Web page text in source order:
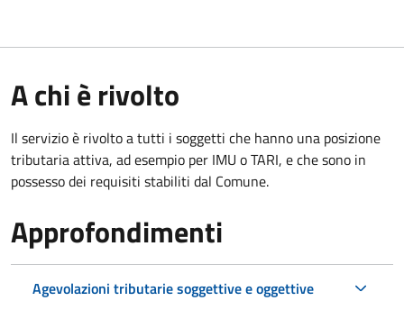
A chi è rivolto
Il servizio è rivolto a tutti i soggetti che hanno una posizione
tributaria attiva, ad esempio per IMU o TARI, e che sono in
possesso dei requisiti stabiliti dal Comune.
Approfondimenti
Agevolazioni tributarie soggettive e oggettive